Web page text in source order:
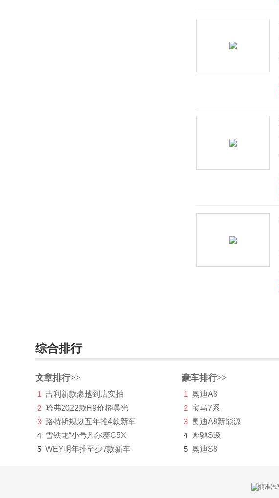
东风氢舟
东南
DS
杜卡迪
F
综合排行
文章排行>>
1
吉利新款豪越到店实拍
2 哈弗2022款H9价格曝光
3 路特斯规划五年推4款新车
4 雪铁龙“小号凡尔赛C5X
5 WEY明年推至少7款新车
豪车排行>>
1 奥迪A8
2 宝马7系
3 奥迪A8新能源
4 奔驰S级
5 奥迪S8